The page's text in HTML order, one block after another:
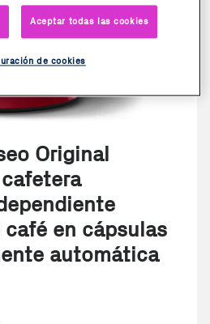
Original
en cápsulas
automática
Aceptar todas las cookies
de cookies